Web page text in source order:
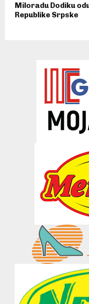
Miloradu Dodiku
Republike Srpske